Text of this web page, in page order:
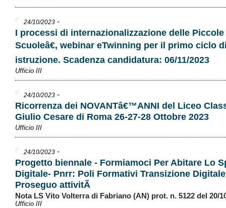
24/10/2023 -
I processi di internazionalizzazione delle Piccole
Scuoleâ€, webinar eTwinning per il primo ciclo
istruzione. Scadenza candidatura: 06/11/2023
Ufficio III
24/10/2023 -
Ricorrenza dei NOVANTâ€™ANNI del Liceo
Giulio Cesare di Roma 26-27-28 Ottobre 2023
Ufficio III
24/10/2023 -
Progetto biennale - Formiamoci Per Abitare Lo
Digitale- Pnrr: Poli Formativi Transizione
Proseguo attivitÃ
Nota LS Vito Volterra di Fabriano (AN) prot. n. 5122 del 20/
Ufficio III